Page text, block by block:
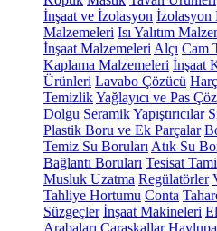
İnşaat ve İzolasyon İzolasyon
Malzemeleri Isı Yalıtım
İnşaat Malzemeleri Alçı Cam
Kaplama Malzemeleri İnşaat
Ürünleri Lavabo Çözücü
TemizlikYağlayıcı ve Pas
Dolgu Seramik Yapıştırıcılar
Plastik Boru ve Ek Parçalar
Temiz Su Boruları Atık Su
Bağlantı Boruları Tesisat
Musluk Uzatma Regülatörler
Tahliye Hortumu Conta
Süzgeçler İnşaat Makineleri
Arabaları Caraskallar